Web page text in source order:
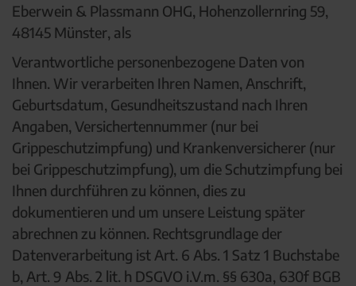
Eberwein & Plassmann OHG, Hohenzollernring 59,
48145 Münster, als
Verantwortliche personenbezogene Daten von
Ihnen. Wir verarbeiten Ihren Namen, Anschrift,
Geburtsdatum, Gesundheitszustand nach Ihren
Angaben, Versichertennummer (nur bei
Grippeschutzimpfung) und Krankenversicherer (nur
bei Grippeschutzimpfung), um die Schutzimpfung bei
Ihnen durchführen zu können, dies zu
dokumentieren und um unsere Leistung später
abrechnen zu können. Rechtsgrundlage der
Datenverarbeitung ist Art. 6 Abs. 1 Satz 1 Buchstabe
b, Art. 9 Abs. 2 lit. h DSGVO i.V.m. §§ 630a, 630f BGB